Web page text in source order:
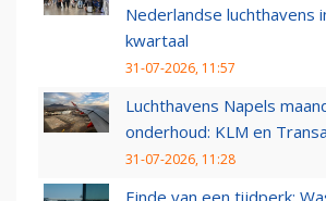
Nederlandse luchthavens
kwartaal
31-07-2026, 11:57
Luchthavens Napels
onderhoud: KLM en
31-07-2026, 11:28
Einde van een tijdperk: